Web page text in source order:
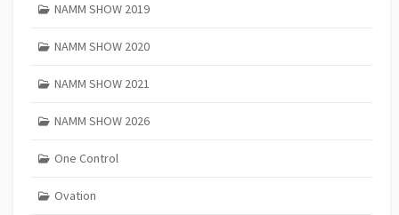
NAMM SHOW 2019
NAMM SHOW 2020
NAMM SHOW 2021
NAMM SHOW 2026
One Control
Ovation